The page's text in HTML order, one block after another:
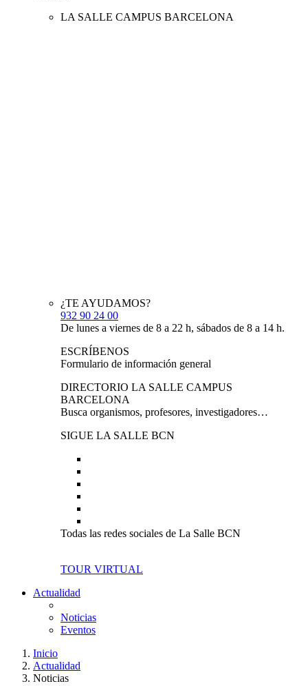
LA SALLE CAMPUS BARCELONA
¿TE AYUDAMOS?
932 90 24 00
De lunes a viernes de 8 a 22 h, sábados de 8 a 14 h.
ESCRÍBENOS
Formulario de información general
DIRECTORIO LA SALLE CAMPUS
BARCELONA
Busca organismos, profesores, investigadores…
SIGUE LA SALLE BCN
Todas las redes sociales de La Salle BCN
TOUR VIRTUAL
Actualidad
Noticias
Eventos
Inicio
Actualidad
Noticias